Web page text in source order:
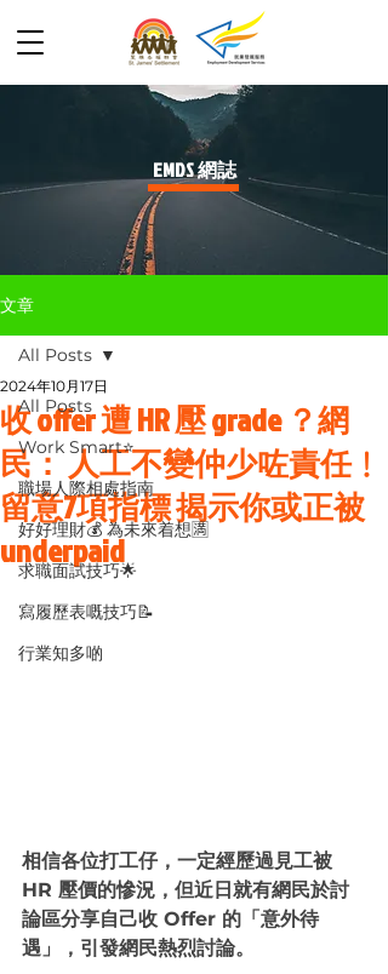
​EMDS 網誌
文章
All Posts
Work Smart⭐️
職場人際相處指南
好好理財💰 為未來着想🈵
求職面試技巧🌟
寫履歷表嘅技巧📝
行業知多啲
All Posts
收 offer 遭 HR 壓 grade ？網
民： 人工不變仲少咗責任﹗
留意7項指標 揭示你或正被
underpaid
2024年10月17日
相信各位打工仔，一定經歷過見工被
HR 壓價的慘況，但近日就有網民於討
論區分享自己收 Offer 的「意外待
遇」，引發網民熱烈討論。